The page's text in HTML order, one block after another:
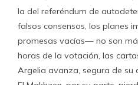
la del referéndum de
falsos consensos, los planes
promesas vacías— no son
horas de la votación, las
Argelia avanza, segura de su